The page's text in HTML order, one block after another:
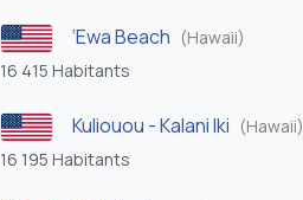
‘Ewa Beach (Hawaii)
16 415 Habitants
Kuliouou - Kalani Iki (Hawaii)
16 195 Habitants